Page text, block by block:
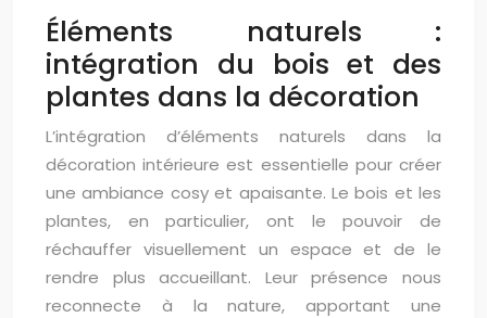
Éléments naturels :
intégration du bois et des
plantes dans la décoration
L’intégration d’éléments naturels dans la
décoration intérieure est essentielle pour créer
une ambiance cosy et apaisante. Le bois et les
plantes, en particulier, ont le pouvoir de
réchauffer visuellement un espace et de le
rendre plus accueillant. Leur présence nous
reconnecte à la nature, apportant une